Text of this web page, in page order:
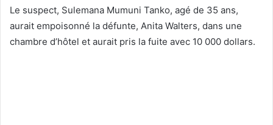
Le suspect, Sulemana Mumuni Tanko, agé de 35 ans,
aurait empoisonné la défunte, Anita Walters, dans une
chambre d’hôtel et aurait pris la fuite avec 10 000 dollars.